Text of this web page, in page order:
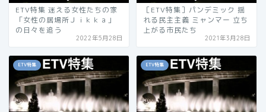
ETV特集 迷える女性たちの家
「女性の居場所Ｊｉｋｋａ」
の日々を追う
2022年5月28日
［ETV特集］パンデミック 揺
れる民主主義 ミャンマー 立ち
上がる市民たち
2021年3月28日
ETV特集 ETV特集